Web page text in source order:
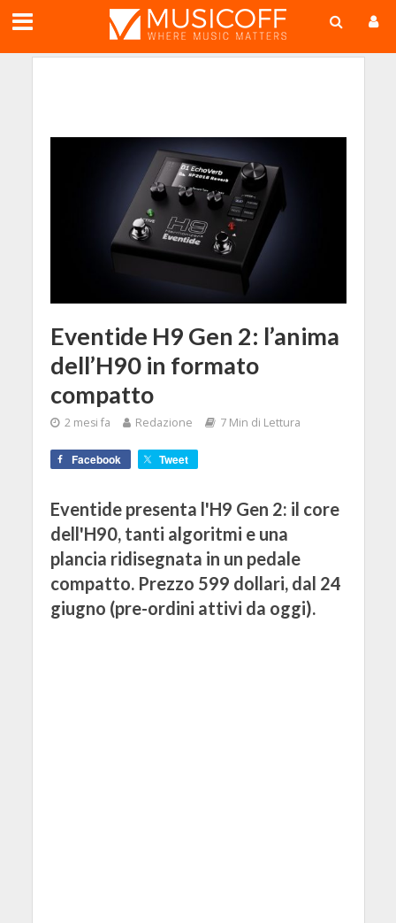
Eventide H9 Gen 2: l’anima
dell’H90 in formato
compatto
2 mesi fa Redazione 7 Min di Lettura
Facebook Tweet
Eventide presenta l'H9 Gen 2: il core
dell'H90, tanti algoritmi e una
plancia ridisegnata in un pedale
compatto. Prezzo 599 dollari, dal 24
giugno (pre-ordini attivi da oggi).